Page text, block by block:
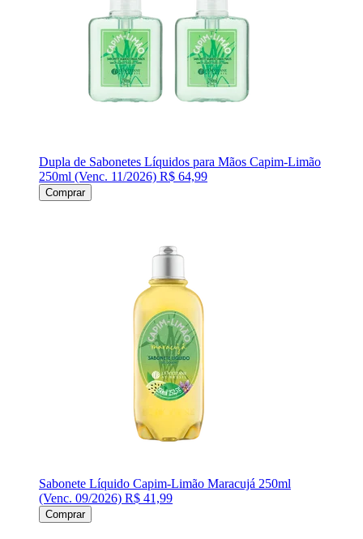
Dupla de Sabonetes Líquidos para Mãos Capim-Limão
250ml (Venc. 11/2026) R$ 64,99
Comprar
Sabonete Líquido Capim-Limão Maracujá 250ml
(Venc. 09/2026) R$ 41,99
Comprar